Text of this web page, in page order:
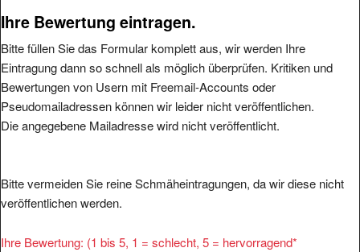
Ihre Bewertung eintragen.
Bitte füllen Sie das Formular komplett aus, wir werden Ihre
Eintragung dann so schnell als möglich überprüfen. Kritiken und
Bewertungen von Usern mit Freemail-Accounts oder
Pseudomailadressen können wir leider nicht veröffentlichen.
Die angegebene Mailadresse wird nicht veröffentlicht.
Bitte vermeiden Sie reine Schmäheintragungen, da wir diese nicht
veröffentlichen werden.
Ihre Bewertung: (1 bis 5, 1 = schlecht, 5 = hervorragend*